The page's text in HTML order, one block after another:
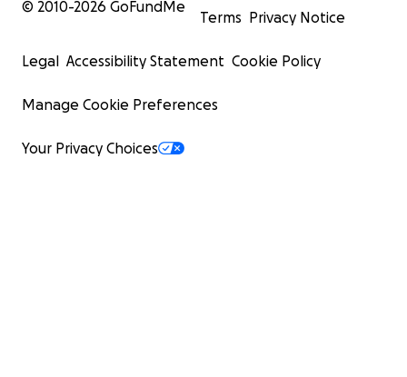
© 2010-2026 GoFundMe
Terms Privacy Notice
Legal Accessibility Statement Cookie Policy
Manage Cookie Preferences
Your Privacy Choices